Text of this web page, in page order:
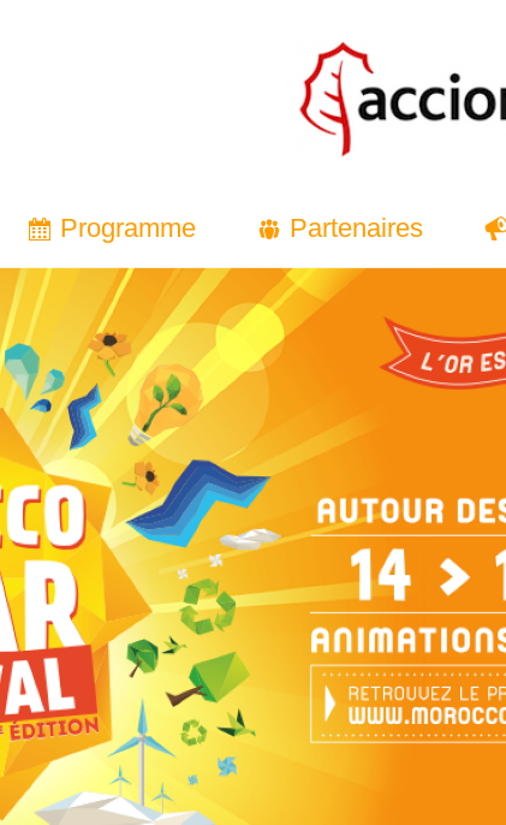
Programme Partenaires